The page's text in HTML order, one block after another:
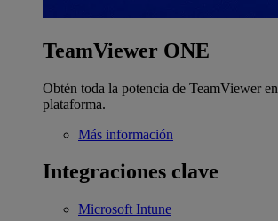
TeamViewer ONE
Obtén toda la potencia de TeamViewer
plataforma.
Más información
Integraciones clave
Microsoft Intune